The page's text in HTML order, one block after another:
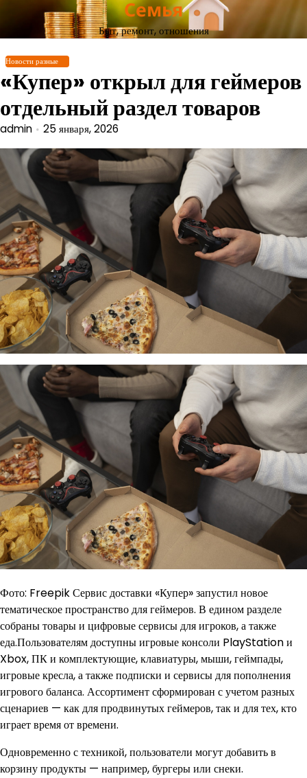
Перейти
содержимому
Семья
Быт, ремонт, отношения
Новости разные
«Купер» открыл для геймеров
отдельный раздел товаров
admin 25 января, 2026
Фото: Freepik Сервис доставки «Купер» запустил новое
тематическое пространство для геймеров. В едином разделе
собраны товары и цифровые сервисы для игроков, а также
еда.Пользователям доступны игровые консоли PlayStation и
Xbox, ПК и комплектующие, клавиатуры, мыши, геймпады,
игровые кресла, а также подписки и сервисы для пополнения
игрового баланса. Ассортимент сформирован с учетом разных
сценариев — как для продвинутых геймеров, так и для тех, кто
играет время от времени.
Одновременно с техникой, пользователи могут добавить в
корзину продукты — например, бургеры или снеки.